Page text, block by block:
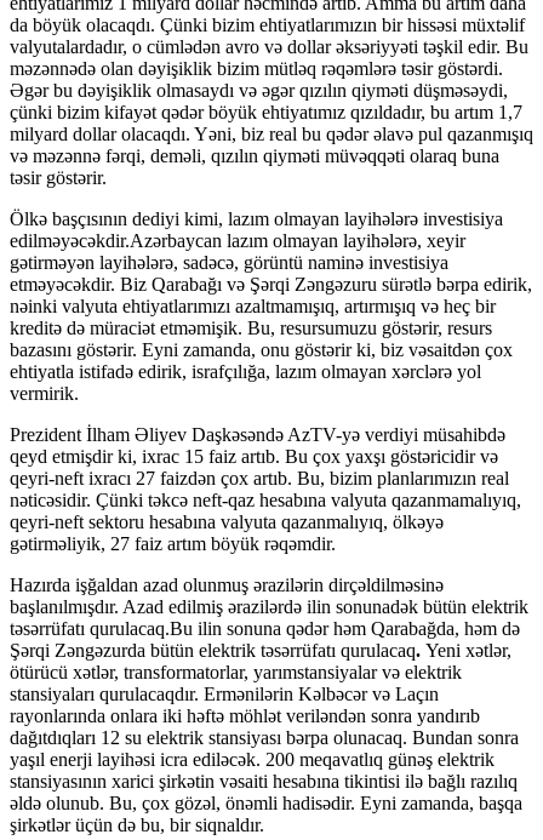
da böyük olacaqdı. Çünki bizim ehtiyatlarımızın bir hissəsi müxtəlif
valyutalardadır, o cümlədən avro və dollar əksəriyyəti təşkil edir. Bu
məzənnədə olan dəyişiklik bizim mütləq rəqəmlərə təsir göstərdi.
Əgər bu dəyişiklik olmasaydı və əgər qızılın qiyməti düşməsəydi,
çünki bizim kifayət qədər böyük ehtiyatımız qızıldadır, bu artım 1,7
milyard dollar olacaqdı. Yəni, biz real bu qədər əlavə pul qazanmışıq
və məzənnə fərqi, deməli, qızılın qiyməti müvəqqəti olaraq buna
təsir göstərir.
Ölkə başçısının dediyi kimi, lazım olmayan layihələrə investisiya
edilməyəcəkdir.Azərbaycan lazım olmayan layihələrə, xeyir
gətirməyən layihələrə, sadəcə, görüntü naminə investisiya
etməyəcəkdir. Biz Qarabağı və Şərqi Zəngəzuru sürətlə bərpa edirik,
nəinki valyuta ehtiyatlarımızı azaltmamışıq, artırmışıq və heç bir
kreditə də müraciət etməmişik. Bu, resursumuzu göstərir, resurs
bazasını göstərir. Eyni zamanda, onu göstərir ki, biz vəsaitdən çox
ehtiyatla istifadə edirik, israfçılığa, lazım olmayan xərclərə yol
vermirik.
Prezident İlham Əliyev Daşkəsəndə AzTV-yə verdiyi müsahibdə
qeyd etmişdir ki, ixrac 15 faiz artıb. Bu çox yaxşı göstəricidir və
qeyri-neft ixracı 27 faizdən çox artıb. Bu, bizim planlarımızın real
nəticəsidir. Çünki təkcə neft-qaz hesabına valyuta qazanmamalıyıq,
qeyri-neft sektoru hesabına valyuta qazanmalıyıq, ölkəyə
gətirməliyik, 27 faiz artım böyük rəqəmdir.
Hazırda işğaldan azad olunmuş ərazilərin dirçəldilməsinə
başlanılmışdır. Azad edilmiş ərazilərdə ilin sonunadək bütün elektrik
təsərrüfatı qurulacaq.Bu ilin sonuna qədər həm Qarabağda, həm də
Şərqi Zəngəzurda bütün elektrik təsərrüfatı qurulacaq. Yeni xətlər,
ötürücü xətlər, transformatorlar, yarımstansiyalar və elektrik
stansiyaları qurulacaqdır. Ermənilərin Kəlbəcər və Laçın
rayonlarında onlara iki həftə möhlət veriləndən sonra yandırıb
dağıtdıqları 12 su elektrik stansiyası bərpa olunacaq. Bundan sonra
yaşıl enerji layihəsi icra ediləcək. 200 meqavatlıq günəş elektrik
stansiyasının xarici şirkətin vəsaiti hesabına tikintisi ilə bağlı razılıq
əldə olunub. Bu, çox gözəl, önəmli hadisədir. Eyni zamanda, başqa
şirkətlər üçün də bu, bir siqnaldır.